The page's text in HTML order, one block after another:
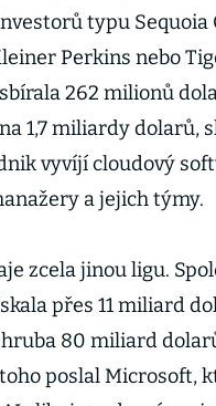
typu Sequoia
Perkins nebo
262 milionů
1,7 miliardy dolarů,
vyvíjí cloudový
a jejich týmy.
zcela jinou ligu.
přes 11 miliard
80 miliard
poslal Microsoft,